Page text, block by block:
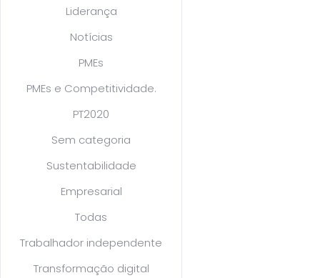
Liderança
Notícias
PMEs
PMEs e Competitividade.
PT2020
Sem categoria
Sustentabilidade
Empresarial
Todas
Trabalhador independente
Transformação digital